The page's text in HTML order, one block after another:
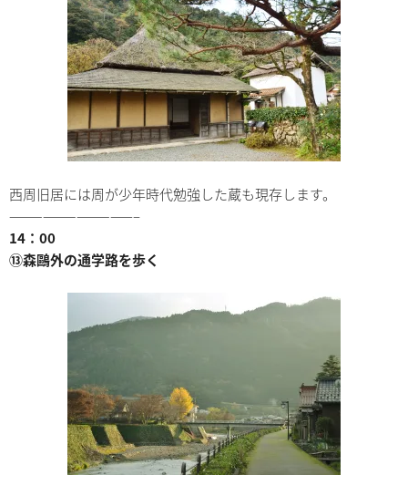
西周旧居には周が少年時代勉強した蔵も現存します。
———————————–
14：00
⑬森鷗外の通学路を歩く